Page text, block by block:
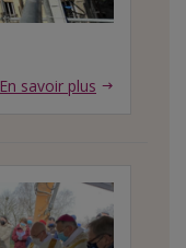
En savoir plus